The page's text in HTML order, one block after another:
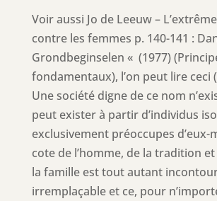
Voir aussi Jo de Leeuw –
contre les femmes p. 140-141 :
Grondbeginselen « (1977)
fondamentaux), l’on peut lire ceci
Une société digne de ce nom
peut exister à partir d’individus
exclusivement préoccupes d’eux-
cote de l’homme, de la tradition
la famille est tout autant
irremplaçable et ce, pour